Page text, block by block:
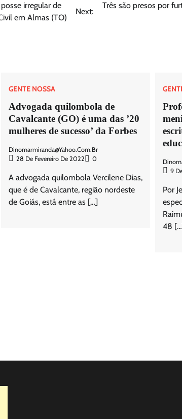
irregular de
em Almas (TO)
Next:
Três são presos por
GENTE NOSSA
Advogada quilombola de
Cavalcante (GO) é uma das ’20
mulheres de sucesso’ da Forbes
Dinomarmiranda@yahoo.com.br
28 De Fevereiro De 2022
0
A advogada quilombola Vercilene Dias,
que é de Cavalcante, região nordeste
de Goiás, está entre as […]
9
Por
48